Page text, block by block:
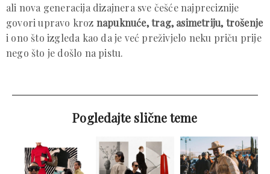
ali nova generacija dizajnera sve češće najpreciznije
govori upravo kroz napuknuće, trag, asimetriju, trošenje
i ono što izgleda kao da je već preživjelo neku priču prije
nego što je došlo na pistu.
Pogledajte slične teme